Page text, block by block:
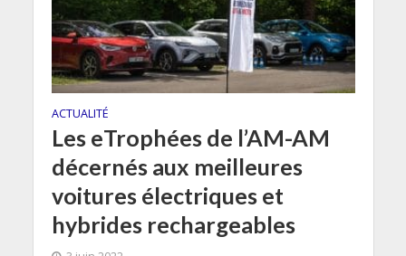
ACTUALITÉ
Les eTrophées de l’AM-AM
décernés aux meilleures
voitures électriques et
hybrides rechargeables